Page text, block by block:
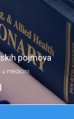
pojmova
u medicini.